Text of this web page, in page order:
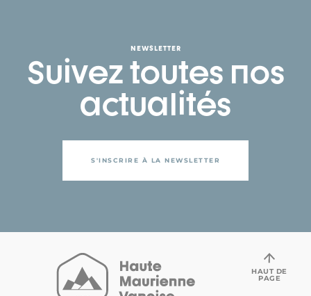
NEWSLETTER
Suivez toutes nos
actualités
S'INSCRIRE À LA NEWSLETTER
HAUT DE
PAGE